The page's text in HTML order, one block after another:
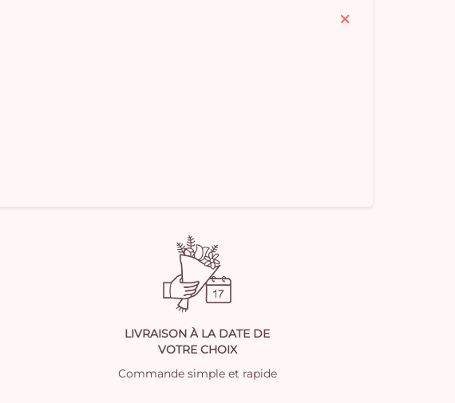
LIVRAISON À LA DATE DE
VOTRE CHOIX
Commande simple et rapide